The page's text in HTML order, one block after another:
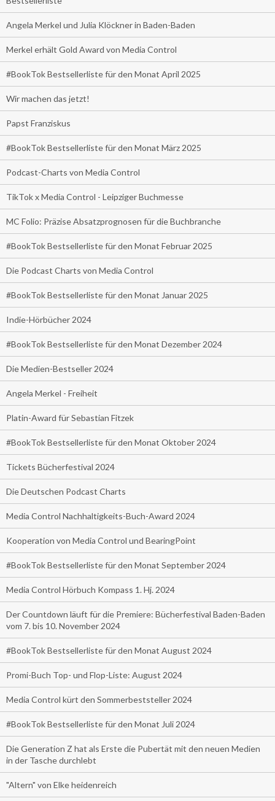
Angela Merkel und Julia Klöckner in Baden-Baden
Merkel erhält Gold Award von Media Control
#BookTok Bestsellerliste für den Monat April 2025
Wir machen das jetzt!
Papst Franziskus
#BookTok Bestsellerliste für den Monat März 2025
Podcast-Charts von Media Control
TikTok x Media Control - Leipziger Buchmesse
MC Folio: Präzise Absatzprognosen für die Buchbranche
#BookTok Bestsellerliste für den Monat Februar 2025
Die Podcast Charts von Media Control
#BookTok Bestsellerliste für den Monat Januar 2025
Indie-Hörbücher 2024
#BookTok Bestsellerliste für den Monat Dezember 2024
Die Medien-Bestseller 2024
Angela Merkel - Freiheit
Platin-Award für Sebastian Fitzek
#BookTok Bestsellerliste für den Monat Oktober 2024
Tickets Bücherfestival 2024
Die Deutschen Podcast Charts
Media Control Nachhaltigkeits-Buch-Award 2024
Kooperation von Media Control und BearingPoint
#BookTok Bestsellerliste für den Monat September 2024
Media Control Hörbuch Kompass 1. Hj. 2024
Der Countdown läuft für die Premiere: Bücherfestival Baden-Baden
vom 7. bis 10. November 2024
#BookTok Bestsellerliste für den Monat August 2024
Promi-Buch Top- und Flop-Liste: August 2024
Media Control kürt den Sommerbeststeller 2024
#BookTok Bestsellerliste für den Monat Juli 2024
Die Generation Z hat als Erste die Pubertät mit den neuen Medien
in der Tasche durchlebt
"Altern" von Elke heidenreich